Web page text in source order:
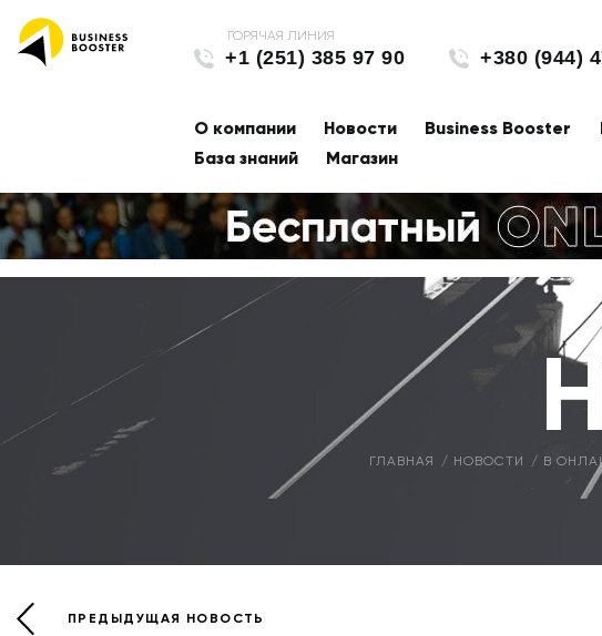
+1 (251) 385 97 90 +380 (944)
О компании Новости Business Booster
База знаний
Магазин
ГЛАВНАЯ НОВОСТИ В
ПРЕДЫДУЩАЯ НОВОСТЬ